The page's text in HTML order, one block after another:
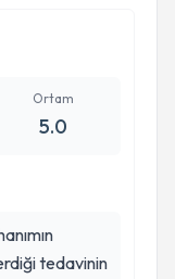
Ortam
5.0
tedavinin